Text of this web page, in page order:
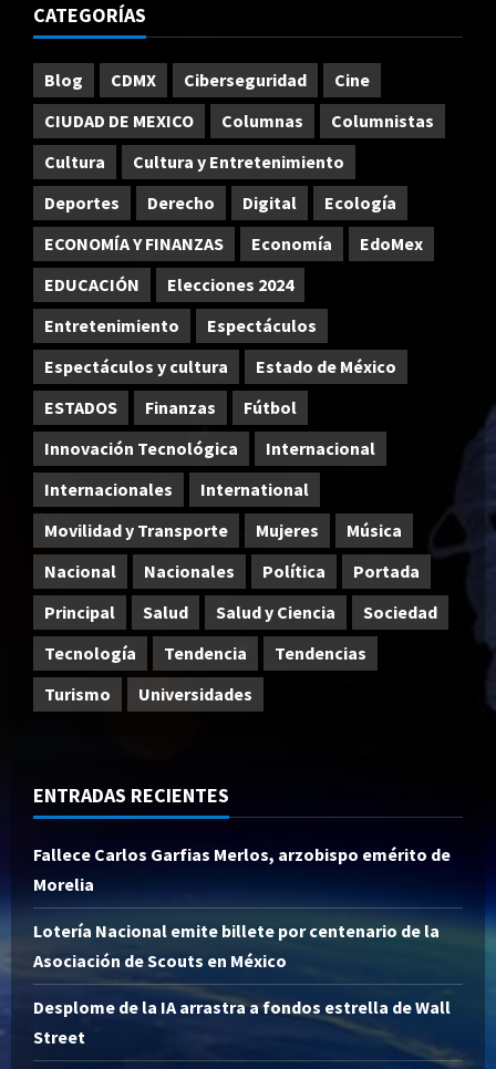
CATEGORÍAS
Blog CDMX Ciberseguridad
Cine
CIUDAD DE MEXICO
Columnas
Columnistas
Cultura
Cultura y Entretenimiento
Deportes
Derecho Digital
Ecología
ECONOMÍA Y FINANZAS
Economía
EdoMex
EDUCACIÓN
Elecciones 2024
Entretenimiento
Espectáculos
Espectáculos y cultura
Estado de México
ESTADOS
Finanzas
Fútbol
Innovación Tecnológica
Internacional
Internacionales
International
Movilidad y Transporte
Mujeres
Música
Nacional
Nacionales Política
Portada
Principal
Salud Salud y Ciencia
Sociedad
Tecnología
Tendencia
Tendencias
Turismo
Universidades
ENTRADAS RECIENTES
Fallece Carlos Garfias Merlos, arzobispo emérito de
Morelia
Lotería Nacional emite billete por centenario de la
Asociación de Scouts en México
Desplome de la IA arrastra a fondos estrella de Wall
Street